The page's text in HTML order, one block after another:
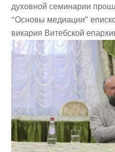
духовной семинарии
“Основы медиации”
викария Витебской